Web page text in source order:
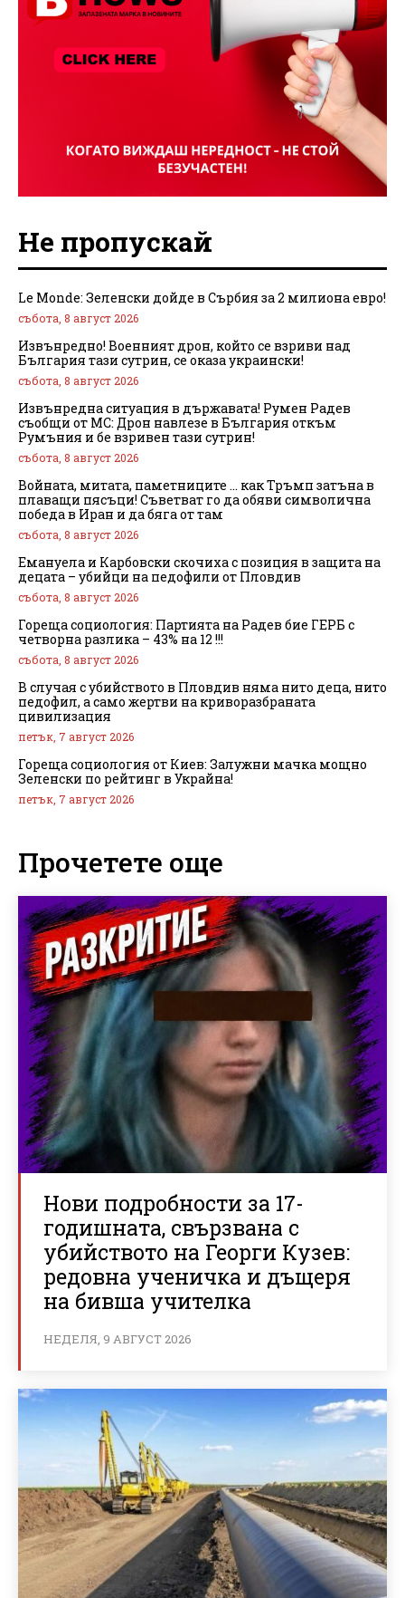
Не пропускай
Le Monde: Зеленски дойде в Сърбия за 2 милиона евро!
събота, 8 август 2026
Извънредно! Военният дрон, който се взриви над
България тази сутрин, се оказа украински!
събота, 8 август 2026
Извънредна ситуация в държавата! Румен Радев
съобщи от МС: Дрон навлезе в България откъм
Румъния и бе взривен тази сутрин!
събота, 8 август 2026
Войната, митата, паметниците … как Тръмп затъна в
плаващи пясъци! Съветват го да обяви символична
победа в Иран и да бяга от там
събота, 8 август 2026
Емануела и Карбовски скочиха с позиция в защита на
децата – убийци на педофили от Пловдив
събота, 8 август 2026
Гореща социология: Партията на Радев бие ГЕРБ с
четворна разлика – 43% на 12 !!!
събота, 8 август 2026
В случая с убийството в Пловдив няма нито деца, нито
педофил, а само жертви на криворазбраната
цивилизация
петък, 7 август 2026
Гореща социология от Киев: Залужни мачка мощно
Зеленски по рейтинг в Украйна!
петък, 7 август 2026
Прочетете още
Нови подробности за 17-
годишната, свързвана с
убийството на Георги Кузев:
редовна ученичка и дъщеря
на бивша учителка
НЕДЕЛЯ, 9 АВГУСТ 2026